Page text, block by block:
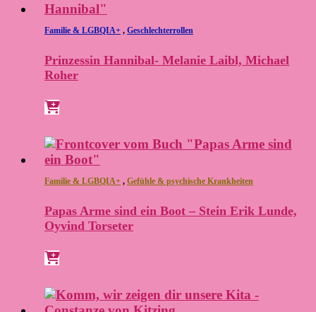
Familie & LGBQIA+ , Geschlechterrollen
Prinzessin Hannibal- Melanie Laibl, Michael
Roher
Familie & LGBQIA+ , Gefühle & psychische Krankheiten
Papas Arme sind ein Boot – Stein Erik Lunde,
Oyvind Torseter